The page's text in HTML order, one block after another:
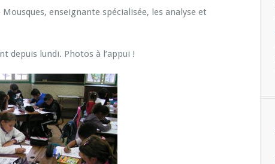
enseignante spécialisée, les analyse et
depuis lundi. Photos à l’appui !